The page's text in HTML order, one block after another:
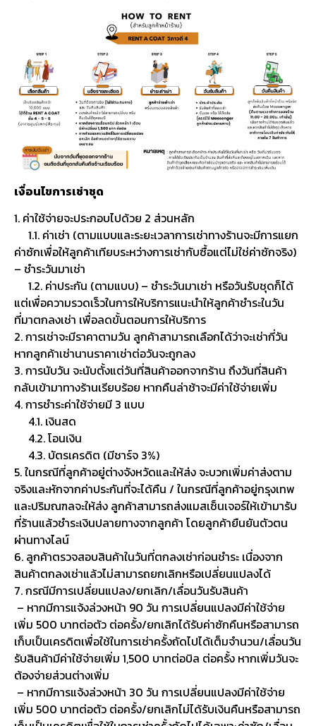
เงื่อนไขการเช่าชุด
1. ค่าใช้จ่ายจะประกอบไปด้วย 2 ส่วนหลัก
1.1. ค่าเช่า (ตามแบบและระยะเวลาการเช่าทางร้านจะมีการแยก
ค่าซักเพื่อให้ลูกค้าเทียบระหว่างการเช่ากับซื้อแต่ไม่ใช่ค่าซักจริง)
– ชำระวันมาเช่า
1.2. ค่าประกัน (ตามแบบ) – ชำระวันมาเช่า หรือวันรับชุดก็ได้
แต่เพื่อความรวดเร็วในการให้บริการแนะนำให้ลูกค้าชำระในวัน
ที่มาตกลงเช่า เพื่อลดขั้นตอนการให้บริการ
2. การเช่าจะมีราคาตามวัน ลูกค้าสามารถเลือกได้ว่าจะเช่ากี่วัน
หากลูกค้าเช่านานราคาเช่าต่อวันจะถูกลง
3. การนับวัน จะนับตั้งแต่วันที่สินค้าออกจากร้าน ถึงวันที่สินค้า
กลับเข้ามาทางร้านเรียบร้อย หากคืนล่าช้าจะมีค่าใช้จ่ายเพิ่ม
4. การชำระค่าใช้จ่ายมี 3 แบบ
4.1. เงินสด
4.2. โอนเงิน
4.3. บัตรเครดิต (มีชาร์จ 3%)
5. ในกรณีที่ลูกค้าอยู่ต่างจังหวัดและให้ส่ง จะบวกเพิ่มค่าส่งตาม
จริงและหักจากค่าประกันที่จะได้คืน / ในกรณีที่ลูกค้าอยู่กรุงเทพ
และปริมณฑลจะให้ส่ง ลูกค้าสามารถส่งแมสเซ็นเจอร์ให้เข้ามารับ
ที่ร้านแล้วชำระเงินปลายทางจากลูกค้า โดยลูกค้ายืนยันตัวตน
ผ่านทางไลน์
6. ลูกค้าตรวจสอบสินค้าในวันที่ตกลงเช่าก่อนชำระ เนื่องจาก
สินค้าตกลงเช่าแล้วไม่สามารถยกเลิกหรือเปลี่ยนแปลงได้
7. กรณีมีการเปลี่ยนแปลง/ยกเลิก/เลื่อนวันรับสินค้า
– หากมีการแจ้งล่วงหน้า 90 วัน การเปลี่ยนแปลงมีค่าใช้จ่าย
เพิ่ม 500 บาทต่อตัว ต่อครั้ง/ยกเลิกได้รับค่าซักคืนหรือสามารถ
เก็บเป็นเครดิตเพื่อใช้ในการเช่าครั้งถัดไปได้เต็มจำนวน/เลื่อนวัน
รับสินค้ามีค่าใช้จ่ายเพิ่ม 1,500 บาทต่อบิล ต่อครั้ง หากเพิ่มวันจะ
ต้องจ่ายส่วนต่างเพิ่ม
– หากมีการแจ้งล่วงหน้า 30 วัน การเปลี่ยนแปลงมีค่าใช้จ่าย
เพิ่ม 500 บาทต่อตัว ต่อครั้ง/ยกเลิกไม่ได้รับเงินคืนหรือสามารถ